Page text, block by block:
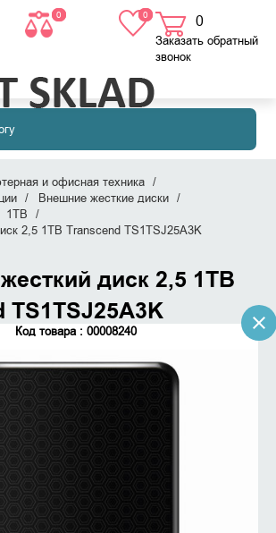
0 0 0
в корзине
Заказать обратный
звонок
и офисная техника
Внешние жесткие диски
1TB
2,5 1TB Transcend TS1TSJ25A3K
диск 2,5 1TB
TS1TSJ25A3K
Код товара : 00008240